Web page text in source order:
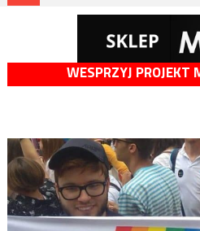
WESPRZYJ PROJEKT